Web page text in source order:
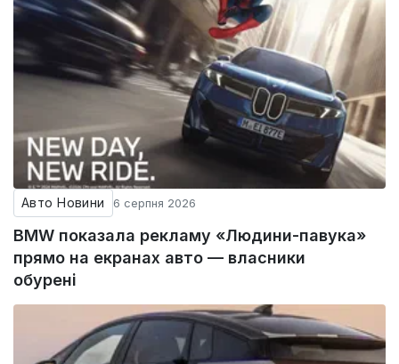
Авто Новини 6 серпня 2026
BMW показала рекламу «Людини-павука»
прямо на екранах авто — власники
обурені